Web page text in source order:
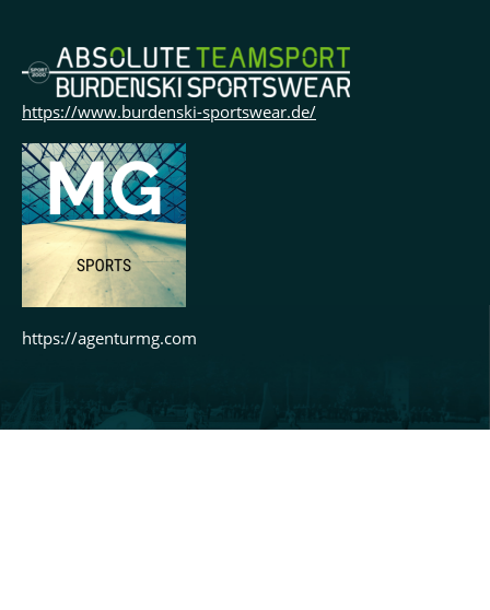
https://www.burdenski-sportswear.de/
https://agenturmg.com